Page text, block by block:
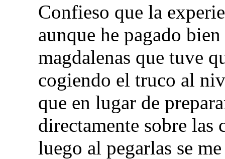
Confieso que la
aunque he pagado
magdalenas que tuve
cogiendo el truco al
que en lugar de
directamente sobre las
luego al pegarlas se